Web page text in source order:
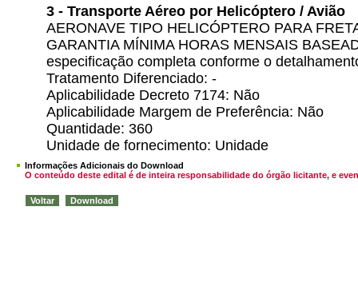
3 - Transporte Aéreo por Helicóptero / Avião
AERONAVE TIPO HELICÓPTERO PARA
GARANTIA MÍNIMA HORAS MENSAIS
especificação completa conforme o
Tratamento Diferenciado: -
Aplicabilidade Decreto 7174: Não
Aplicabilidade Margem de Preferência: Não
Quantidade: 360
Unidade de fornecimento: Unidade
Informações Adicionais do Download
O conteúdo deste edital é de inteira responsabilidade do órgão licitante, e